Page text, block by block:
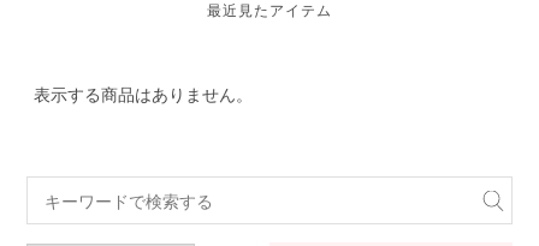
最近見たアイテム
表示する商品はありません。